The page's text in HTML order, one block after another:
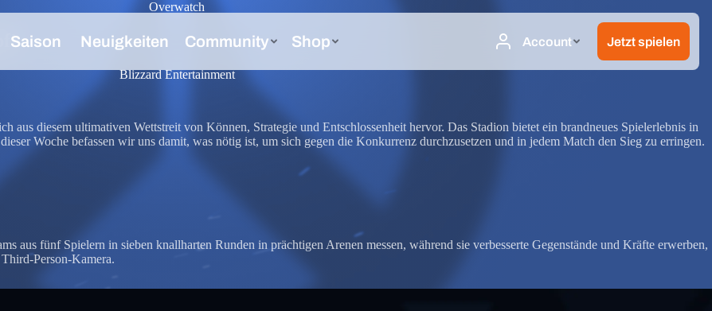
Overwatch
Blizzard Entertainment
aus diesem ultimativen Wettstreit von Können, Strategie und Entschlossenheit hervor. Das Stadion bietet ein brandneues Spielerlebnis in
Woche befassen wir uns damit, was nötig ist, um sich gegen die Konkurrenz durchzusetzen und in jedem Match den Sieg zu erringen.
aus fünf Spielern in sieben knallharten Runden in prächtigen Arenen messen, während sie verbesserte Gegenstände und Kräfte erwerben,
Person-Kamera.